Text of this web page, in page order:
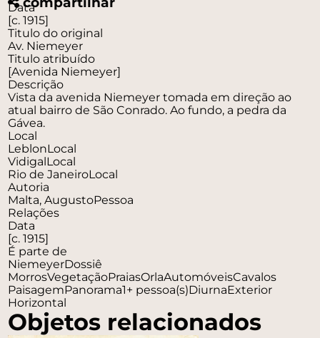
Data
[c. 1915]
Titulo do original
Av. Niemeyer
Titulo atribuído
[Avenida Niemeyer]
Descrição
Vista da avenida Niemeyer tomada em direção ao
atual bairro de São Conrado. Ao fundo, a pedra da
Gávea.
Local
LeblonLocal
VidigalLocal
Rio de JaneiroLocal
Autoria
Malta, AugustoPessoa
Relações
Data
[c. 1915]
É parte de
NiemeyerDossiê
MorrosVegetaçãoPraiasOrlaAutomóveisCavalos
PaisagemPanorama1+ pessoa(s)DiurnaExterior
Horizontal
Objetos relacionados